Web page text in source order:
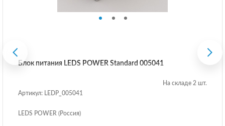
Блок питания LEDS POWER Standard 005041
На складе 2 шт.
Артикул: LEDP_005041
LEDS POWER (Россия)